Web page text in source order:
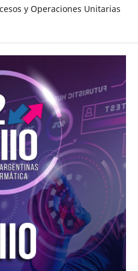
y Operaciones Unitarias